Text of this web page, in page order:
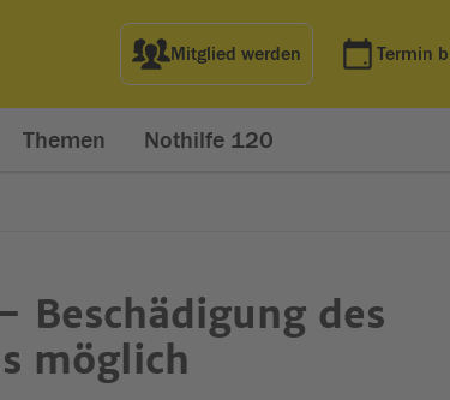
Mitglied werden Termin
Themen Nothilfe 120
Beschädigung des
möglich